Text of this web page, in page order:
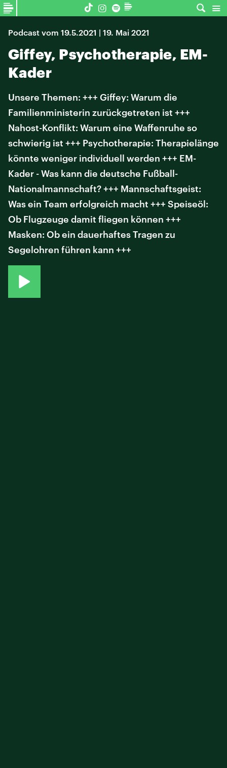
Podcast vom 19.5.2021 | 19. Mai 2021
Giffey, Psychotherapie, EM-
Kader
Unsere Themen: +++ Giffey: Warum die
Familienministerin zurückgetreten ist +++
Nahost-Konflikt: Warum eine Waffenruhe so
schwierig ist +++ Psychotherapie: Therapielänge
könnte weniger individuell werden +++ EM-
Kader - Was kann die deutsche Fußball-
Nationalmannschaft? +++ Mannschaftsgeist:
Was ein Team erfolgreich macht +++ Speiseöl:
Ob Flugzeuge damit fliegen können +++
Masken: Ob ein dauerhaftes Tragen zu
Segelohren führen kann +++